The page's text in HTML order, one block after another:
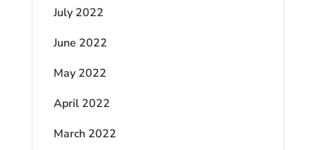
July 2022
June 2022
May 2022
April 2022
March 2022